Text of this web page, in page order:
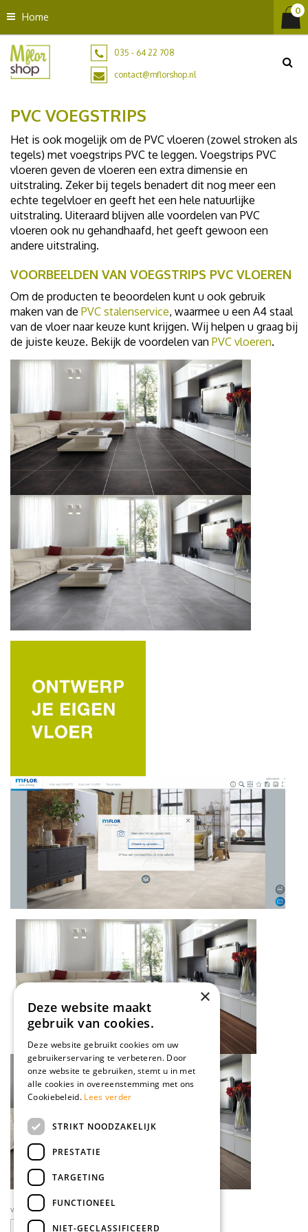
n
Home
035 - 64 22 708
contact@mflorshop.nl
PVC VOEGSTRIPS
Het is ook mogelijk om de PVC vloeren (zowel stroken als
tegels) met voegstrips PVC te leggen. Voegstrips PVC
vloeren geven de vloeren een extra dimensie en
uitstraling. Zeker bij tegels benadert dit nog meer een
echte tegelvloer en geeft het een hele natuurlijke
uitstraling. Uiteraard blijven alle voordelen van PVC
vloeren ook nu gehandhaafd, het geeft gewoon een
andere uitstraling.
VOORBEELDEN VAN VOEGSTRIPS PVC VLOEREN
Om de producten te beoordelen kunt u ook gebruik
maken van de PVC stalenservice, waarmee u een A4 staal
van de vloer naar keuze kunt krijgen. Wij helpen u graag bij
de juiste keuze. Bekijk de voordelen van PVC vloeren.
volg ons op social media
×
Deze website maakt
gebruik van cookies.
Deze website gebruikt cookies om uw
gebruikerservaring te verbeteren. Door
onze website te gebruiken, stemt u in met
alle cookies in overeenstemming met ons
Cookiebeleid. Lees verder
STRIKT NOODZAKELIJK
PRESTATIE
TARGETING
FUNCTIONEEL
NIET-GECLASSIFICEERD